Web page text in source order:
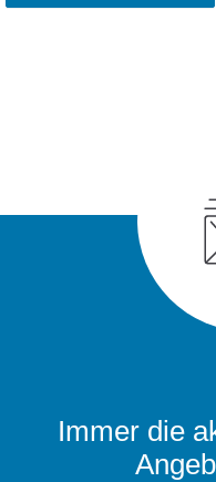
Immer die